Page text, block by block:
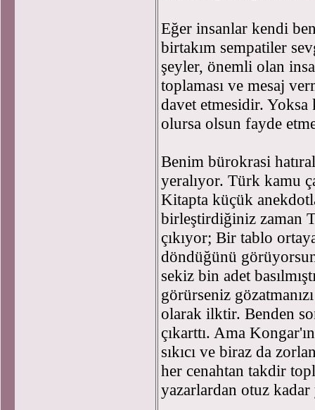
Eğer insanlar kendi
birtakım sempatiler
şeyler, önemli olan
toplaması ve mesaj
davet etmesidir.
olursa olsun fayde
Benim bürokrasi
yeralıyor. Türk kamu
Kitapta küçük
birleştirdiğiniz zaman
çıkıyor; Bir tablo
döndüğünü
sekiz bin adet
görürseniz
olarak ilktir. Benden
çıkarttı. Ama
sıkıcı ve biraz da
her cenahtan takdir
yazarlardan otuz kadar